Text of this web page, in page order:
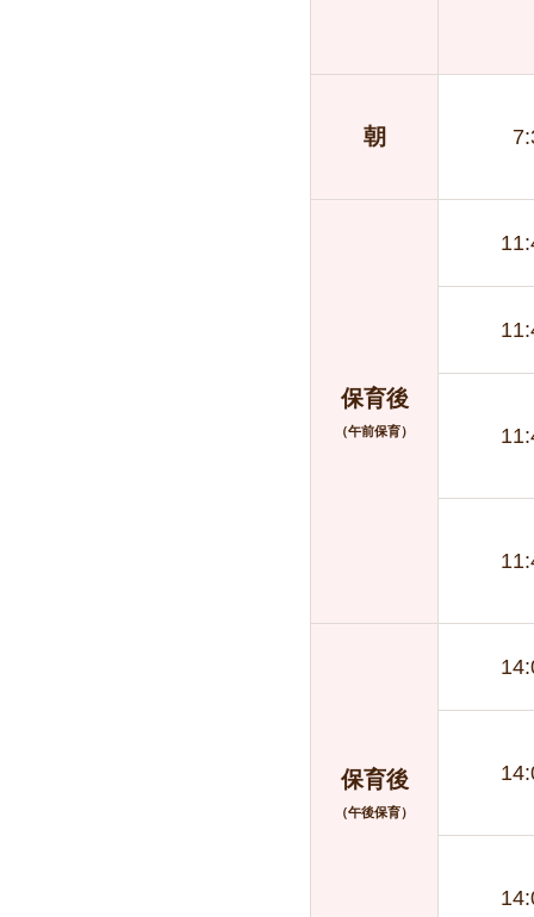
朝
保育後
（午前保育）
保育後
（午後保育）